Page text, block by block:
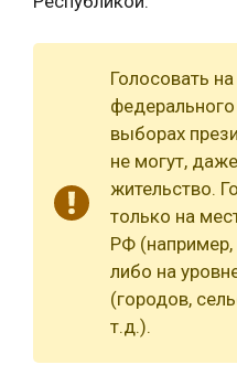
Голосовать
выборах
не могут,
жительство.
только на
РФ (например,
либо на
(городов,
т.д.).